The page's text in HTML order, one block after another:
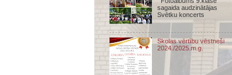
sagaida audzinātājas
Svētku koncerts
Skolas vērtību vēstneši
2024./2025.m.g.